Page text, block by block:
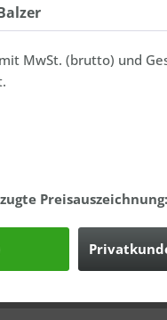
MwSt. (brutto) und
Preisauszeichnung: